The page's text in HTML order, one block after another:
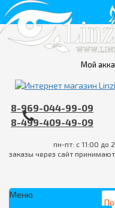
Мой
8-969-044-99-09
8-499-409-49-09
пн-пт: с 11:00 до
заказы через сайт
Меню